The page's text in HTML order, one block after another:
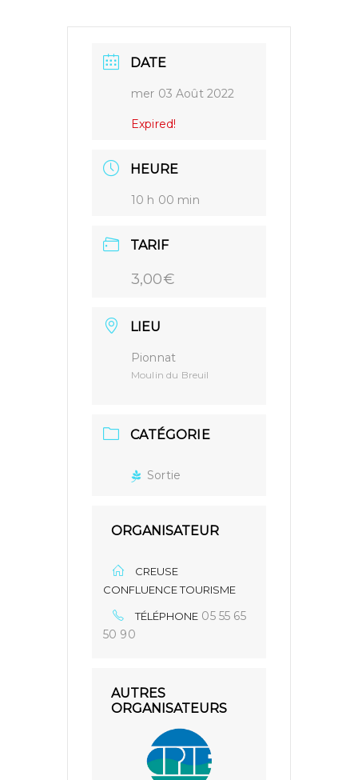
DATE
mer 03 Août 2022
Expired!
HEURE
10 h 00 min
TARIF
3,00€
LIEU
Pionnat
Moulin du Breuil
CATÉGORIE
Sortie
ORGANISATEUR
CREUSE
CONFLUENCE TOURISME
TÉLÉPHONE 05 55 65
50 90
AUTRES
ORGANISATEURS